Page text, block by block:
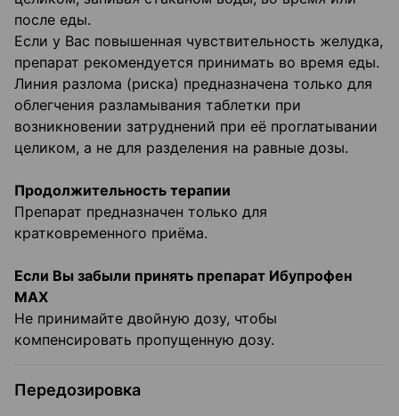
после еды.
Если у Вас повышенная чувствительность желудка,
препарат рекомендуется принимать во время еды.
Линия разлома (риска) предназначена только для
облегчения разламывания таблетки при
возникновении затруднений при её проглатывании
целиком, а не для разделения на равные дозы.
Продолжительность терапии
Препарат предназначен только для
кратковременного приёма.
Если Вы забыли принять препарат Ибупрофен
МАХ
Не принимайте двойную дозу, чтобы
компенсировать пропущенную дозу.
Передозировка